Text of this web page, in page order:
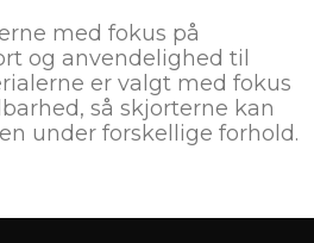
med fokus på
og anvendelighed til
er valgt med fokus
så skjorterne kan
under forskellige forhold.